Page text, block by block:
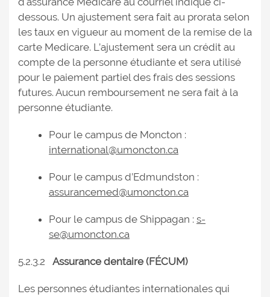
dessous. Un ajustement sera fait au prorata selon
les taux en vigueur au moment de la remise de la
carte Medicare. L’ajustement sera un crédit au
compte de la personne étudiante et sera utilisé
pour le paiement partiel des frais des sessions
futures. Aucun remboursement ne sera fait à la
personne étudiante.
Pour le campus de Moncton :
international@umoncton.ca
Pour le campus d’Edmundston :
assurancemed@umoncton.ca
Pour le campus de Shippagan : s-
se@umoncton.ca
5.2.3.2 Assurance dentaire (FÉCUM)
Les personnes étudiantes internationales qui